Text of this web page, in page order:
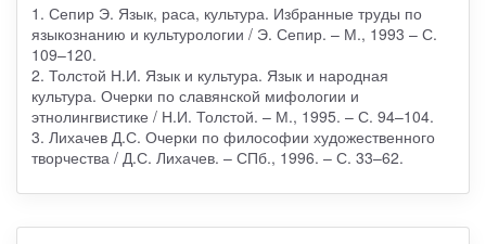
1. Сепир Э. Язык, раса, культура. Избранные труды по
языкознанию и культурологии / Э. Сепир. – М., 1993 – С.
109–120.
2. Толстой Н.И. Язык и культура. Язык и народная
культура. Очерки по славянской мифологии и
этнолингвистике / Н.И. Толстой. – М., 1995. – С. 94–104.
3. Лихачев Д.С. Очерки по философии художественного
творчества / Д.С. Лихачев. – СПб., 1996. – С. 33–62.